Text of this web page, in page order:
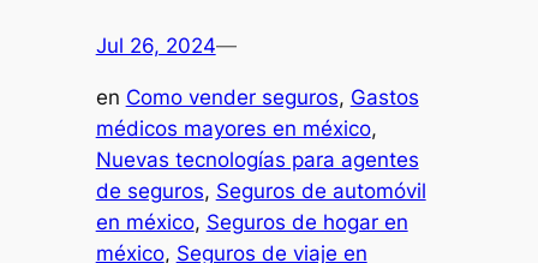
Jul 26, 2024—
en Como vender seguros, Gastos
médicos mayores en méxico
Nuevas tecnologías para agentes
de seguros, Seguros de automóvil
en méxico, Seguros de hogar en
méxico, Seguros de viaje en